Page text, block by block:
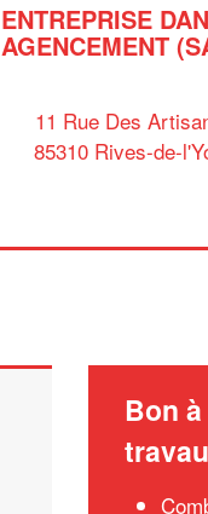
ENTREPRISE
AGENCEMENT
11 Rue Des
85310 Rives-de-
Bon